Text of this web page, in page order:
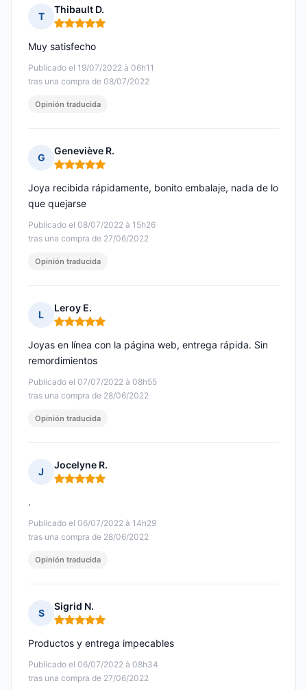
T
Thibault D.
Nota: 5 de 5
Publicado el 19/07/2022 à 06h11
tras una compra de 08/07/2022
Muy satisfecho
Opinión traducida
G
Geneviève R.
Nota: 5 de 5
Publicado el 08/07/2022 à 15h26
tras una compra de 27/06/2022
Joya recibida rápidamente, bonito embalaje, nada de lo
que quejarse
Opinión traducida
L
Leroy E.
Nota: 5 de 5
Publicado el 07/07/2022 à 08h55
tras una compra de 28/06/2022
Joyas en línea con la página web, entrega rápida. Sin
remordimientos
Opinión traducida
J
Jocelyne R.
Nota: 5 de 5
Publicado el 06/07/2022 à 14h29
tras una compra de 28/06/2022
.
Opinión traducida
S
Sigrid N.
Nota: 5 de 5
Publicado el 06/07/2022 à 08h34
tras una compra de 27/06/2022
Productos y entrega impecables